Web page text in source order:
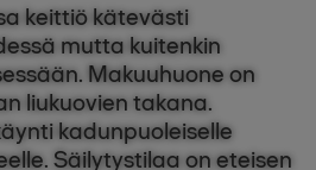
keittiö kätevästi
mutta kuitenkin
Makuuhuone on
liukuovien takana.
kadunpuoleiselle
Säilytystilaa on eteisen